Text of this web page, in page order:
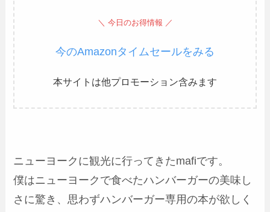
＼ 今日のお得情報 ／
今のAmazonタイムセールをみる
本サイトは他プロモーション含みます
ニューヨークに観光に行ってきたmafiです。
僕はニューヨークで食べたハンバーガーの美味し
さに驚き、思わずハンバーガー専用の本が欲しく